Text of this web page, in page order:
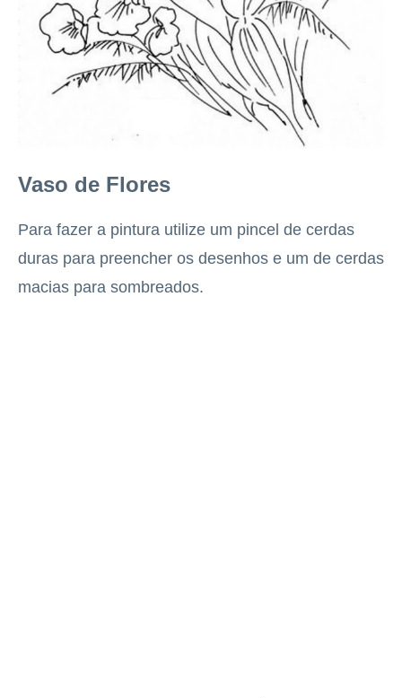
Vaso de Flores
Para fazer a pintura utilize um pincel de cerdas
duras para preencher os desenhos e um de cerdas
macias para sombreados.